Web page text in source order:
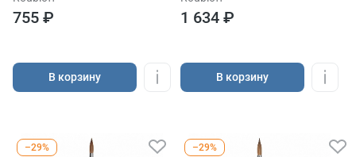
755 ₽
В корзину
1 634 ₽
В корзину
–29% –29%